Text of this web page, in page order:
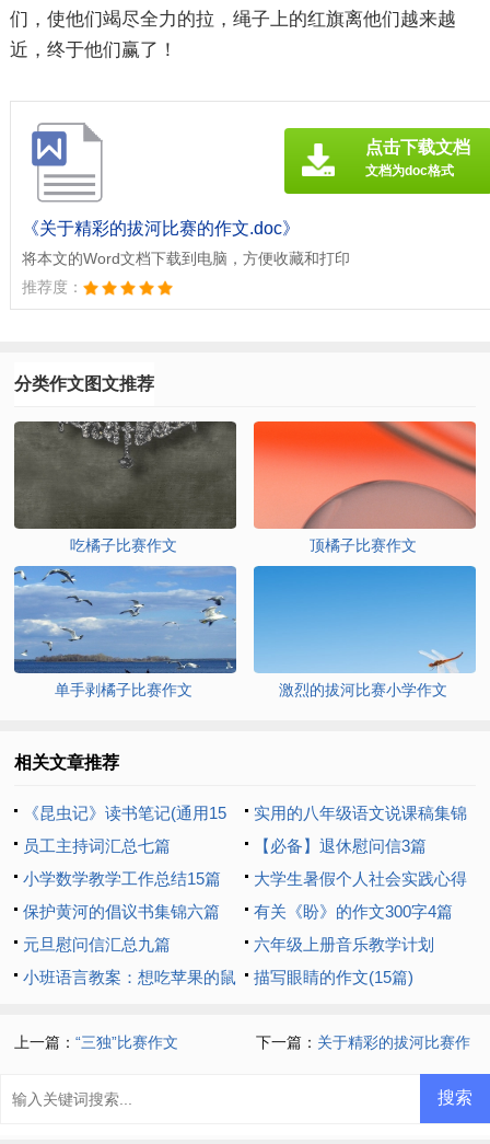
们，使他们竭尽全力的拉，绳子上的红旗离他们越来越
近，终于他们赢了！
《关于精彩的拔河比赛的作文.doc》
将本文的Word文档下载到电脑，方便收藏和打印
推荐度：
点击下载文档
文档为doc格式
分类作文图文推荐
吃橘子比赛作文 顶橘子比赛作文
单手剥橘子比赛作文 激烈的拔河比赛小学作文
相关文章推荐
《昆虫记》读书笔记(通用15
篇)
实用的八年级语文说课稿集锦
7篇
员工主持词汇总七篇
【必备】退休慰问信3篇
小学数学教学工作总结15篇
大学生暑假个人社会实践心得
体会
保护黄河的倡议书集锦六篇
有关《盼》的作文300字4篇
元旦慰问信汇总九篇
六年级上册音乐教学计划
小班语言教案：想吃苹果的鼠
描写眼睛的作文(15篇)
上一篇：“三独”比赛作文 下一篇： 关于精彩的拔河比赛作
文